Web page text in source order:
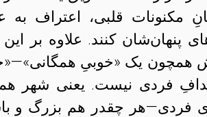
مکنونات قلبی، اعتراف
پنهان‌شان کنند. علاوه بر
همچون یک «خوبیِ
فردی نیست. یعنی شهر
فردی—هر چقدر هم بزرگ و